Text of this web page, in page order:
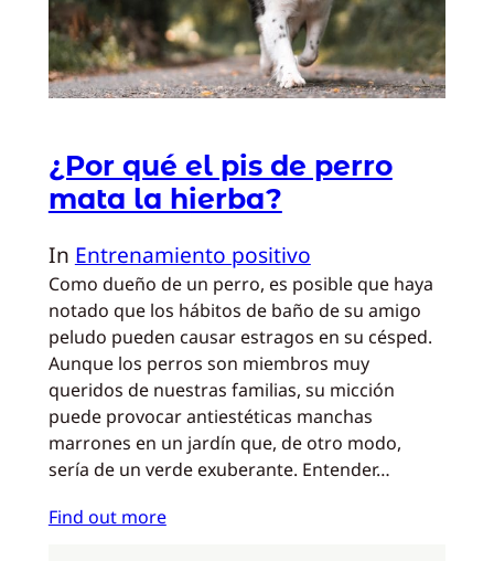
¿Por qué el pis de perro
mata la hierba?
In Entrenamiento positivo
Como dueño de un perro, es posible que haya
notado que los hábitos de baño de su amigo
peludo pueden causar estragos en su césped.
Aunque los perros son miembros muy
queridos de nuestras familias, su micción
puede provocar antiestéticas manchas
marrones en un jardín que, de otro modo,
sería de un verde exuberante. Entender…
Find out more